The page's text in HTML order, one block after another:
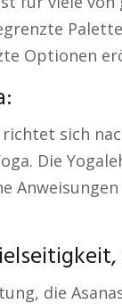
Optionen
sich
Die
die